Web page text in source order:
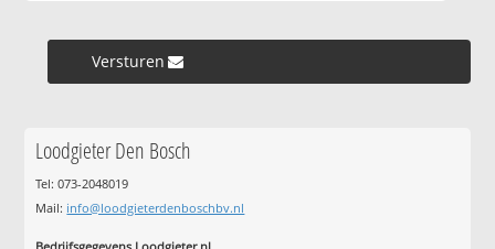
Versturen »
Loodgieter Den Bosch
Tel: 073-2048019
Mail: info@loodgieterdenboschbv.nl